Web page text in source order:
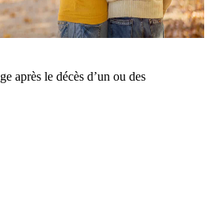
après le décès d’un ou des